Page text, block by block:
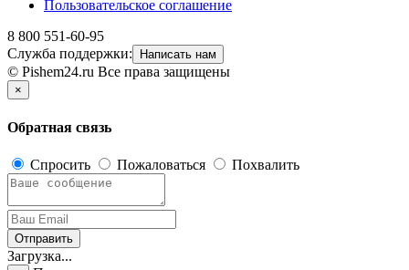
Пользовательское соглашение
8 800 551-60-95
Служба поддержки:
Написать нам
© Pishem24.ru Все права защищены
×
Обратная связь
Спросить Пожаловаться Похвалить
Отправить
Загрузка...